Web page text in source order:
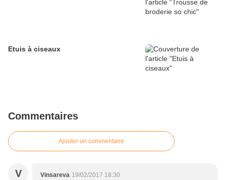
Etuis à ciseaux
Commentaires
Ajouter un commentaire
V Vinsareva 19/02/2017 18:30